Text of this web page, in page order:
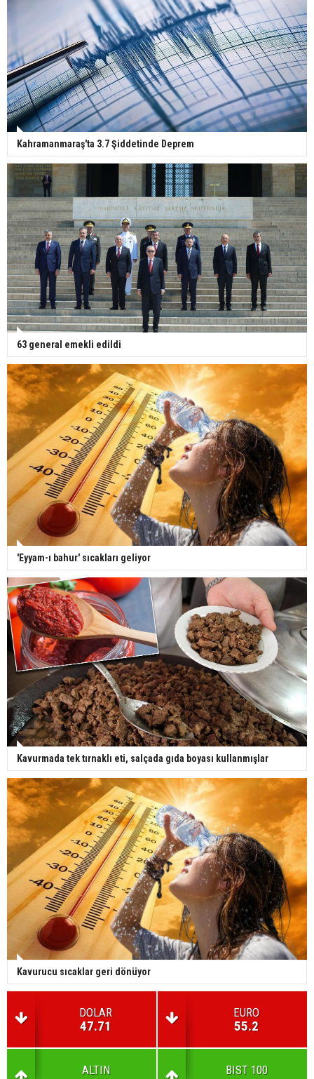
Kahramanmaraş'ta 3.7 Şiddetinde Deprem
63 general emekli edildi
'Eyyam-ı bahur' sıcakları geliyor
Kavurmada tek tırnaklı eti, salçada gıda boyası kullanmışlar
Kavurucu sıcaklar geri dönüyor
DOLAR
47.71
EURO
55.2
ALTIN BIST 100